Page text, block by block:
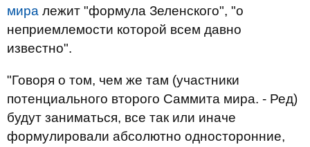
мира лежит "формула Зеленского", "о
неприемлемости которой всем давно
известно".
"Говоря о том, чем же там (участники
потенциального второго Саммита мира. - Ред)
будут заниматься, все так или иначе
формулировали абсолютно односторонние,